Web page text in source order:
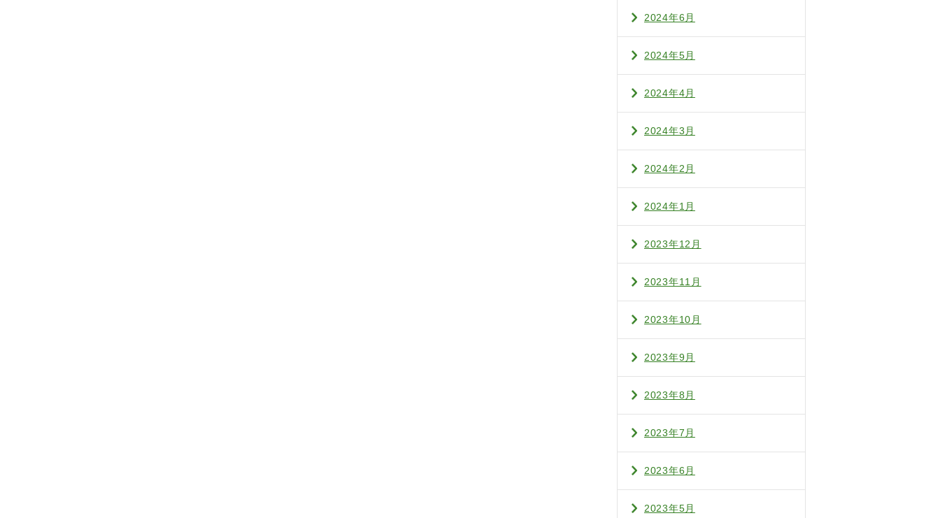
2024年6月
2024年5月
2024年4月
2024年3月
2024年2月
2024年1月
2023年12月
2023年11月
2023年10月
2023年9月
2023年8月
2023年7月
2023年6月
2023年5月